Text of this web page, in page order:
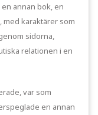
annan bok, en
med karaktärer som
sidorna,
relationen i en
var som
en annan